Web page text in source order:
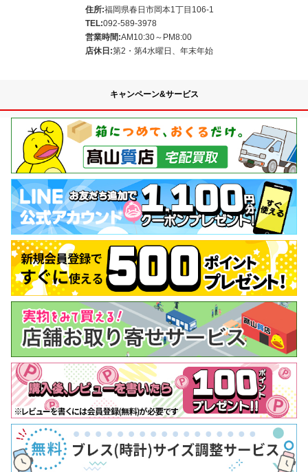
住所:福岡県春日市岡本1丁目106-1
TEL:092-589-3978
営業時間:AM10:30～PM8:00
店休日:第2・第4水曜日、年末年始
キャンペーン&サービス